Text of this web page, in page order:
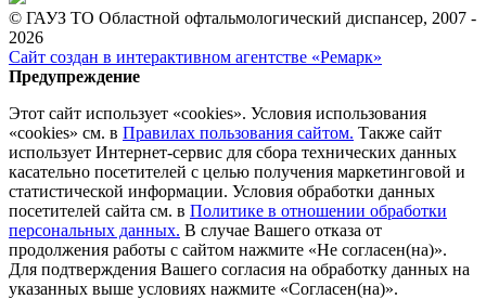
© ГАУЗ ТО Областной офтальмологический диспансер, 2007 -
2026
Сайт создан в интерактивном агентстве «Ремарк»
Предупреждение
Этот сайт использует «cookies». Условия использования
«cookies» см. в Правилах пользования сайтом. Также сайт
использует Интернет-сервис для сбора технических данных
касательно посетителей с целью получения маркетинговой и
статистической информации. Условия обработки данных
посетителей сайта см. в Политике в отношении обработки
персональных данных. В случае Вашего отказа от
продолжения работы с сайтом нажмите «Не согласен(на)».
Для подтверждения Вашего согласия на обработку данных на
указанных выше условиях нажмите «Согласен(на)».